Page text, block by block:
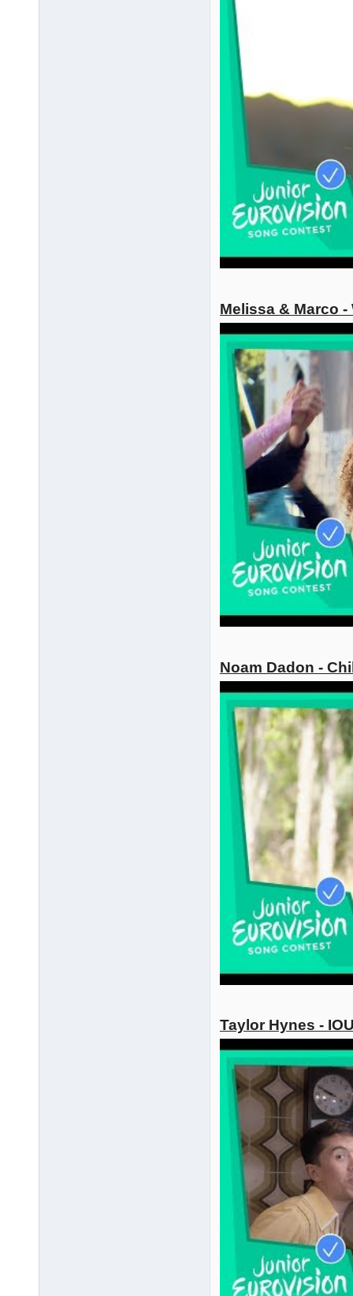
Melissa & Marco -
Noam Dadon -
Taylor Hynes -